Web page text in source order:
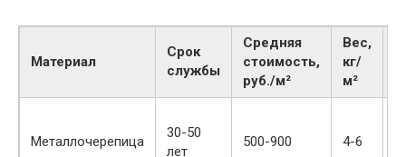
Материал
Срок
службы
Средняя
стоимость,
руб./м²
Вес,
кг/
м²
Металлочерепица
30-50
лет
500-900 4-6